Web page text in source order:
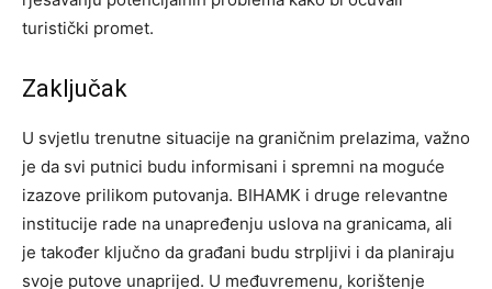
turistički promet.
Zaključak
U svjetlu trenutne situacije na graničnim prelazima, važno
je da svi putnici budu informisani i spremni na moguće
izazove prilikom putovanja. BIHAMK i druge relevantne
institucije rade na unapređenju uslova na granicama, ali
je također ključno da građani budu strpljivi i da planiraju
svoje putove unaprijed. U međuvremenu, korištenje